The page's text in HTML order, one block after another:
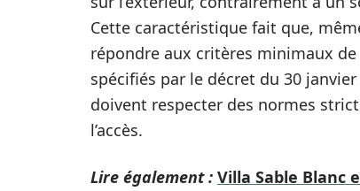
Cette caractéristique fait que,
répondre aux critères minimaux
spécifiés par le décret du 30
doivent respecter des normes
l’accès.
Lire également : Villa Sable Blanc